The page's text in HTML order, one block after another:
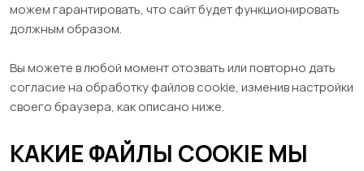
можем гарантировать, что сайт будет функционировать
должным образом.
Вы можете в любой момент отозвать или повторно дать
согласие на обработку файлов cookie, изменив настройки
своего браузера, как описано ниже.
КАКИЕ ФАЙЛЫ COOKIE МЫ